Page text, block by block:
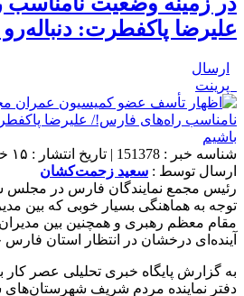
علیرضا پاکفطرت:
ارسال
پرینت
ارسال توسط : سعید زحمت‌کشان
رئیس مجمع نمایندگان فارس در مجلس
توجه به هماهنگی بسیار خوبی که بین
مقام معظم رهبری و همچنین بین مدیران
آینده‌ای درخشان در انتظار استان فارس
به گزارش پایگاه خبری تحلیلی عصر کار
دفتر نماینده مردم شریف